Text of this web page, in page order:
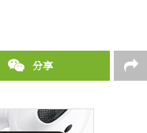
分享